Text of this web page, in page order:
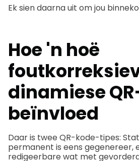
Ek sien daarna uit om jou
Hoe 'n hoë
dinamiese
beïnvloed
Daar is twee QR-kode-tipes:
permanent is eens gegenereer,
redigeerbare wat met